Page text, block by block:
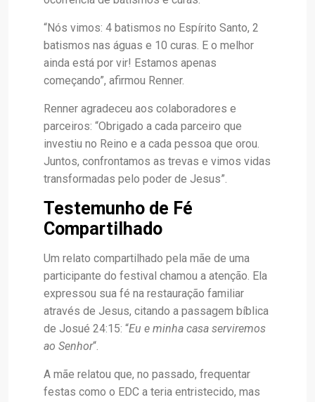
“Nós vimos: 4 batismos no Espírito Santo, 2
batismos nas águas e 10 curas. E o melhor
ainda está por vir! Estamos apenas
começando”, afirmou Renner.
Renner agradeceu aos colaboradores e
parceiros: “Obrigado a cada parceiro que
investiu no Reino e a cada pessoa que orou.
Juntos, confrontamos as trevas e vimos vidas
transformadas pelo poder de Jesus”.
Testemunho de Fé
Compartilhado
Um relato compartilhado pela mãe de uma
participante do festival chamou a atenção. Ela
expressou sua fé na restauração familiar
através de Jesus, citando a passagem bíblica
de Josué 24:15: “Eu e minha casa serviremos
ao Senhor“.
A mãe relatou que, no passado, frequentar
festas como o EDC a teria entristecido, mas